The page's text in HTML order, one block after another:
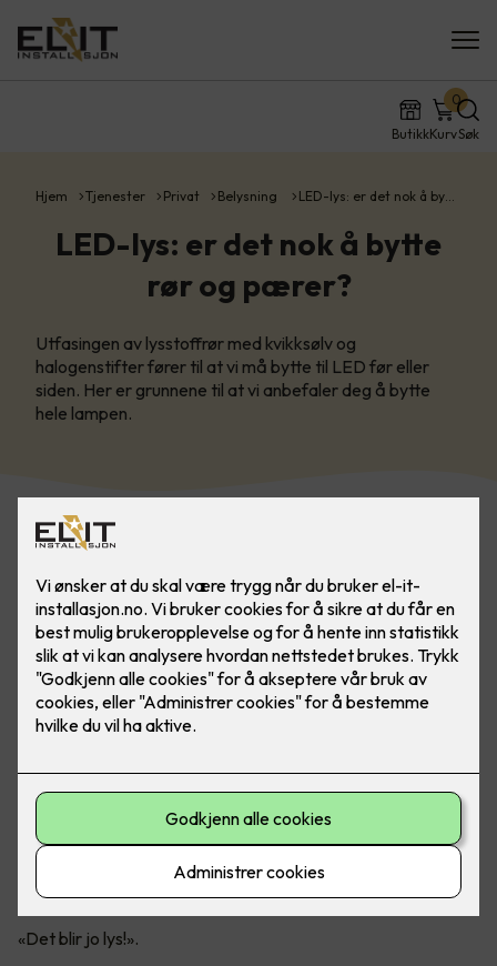
ButikkKurv
0
Søk
Hjem Tjenester Privat Belysning LED-lys: er det nok å by…
LED-lys: er det nok å bytte
rør og pærer?
Utfasingen av lysstoffrør med kvikksølv og
halogenstifter fører til at vi må bytte til LED før eller
siden. Her er grunnene til at vi anbefaler deg å bytte
hele lampen.
Er det virkelig en god idé?
Mange tenker nok at det er like greit å bare ta ut det gamle
lysstoffrøret og sette inn et LED-rør.
«Det blir jo lys!».